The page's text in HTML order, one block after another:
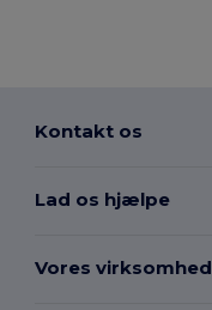
Kontakt os
Lad os hjælpe
Vores virksomhed